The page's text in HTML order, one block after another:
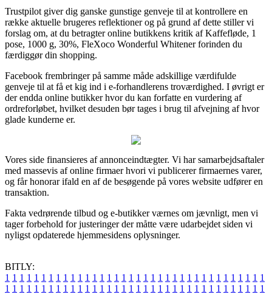
Trustpilot giver dig ganske gunstige genveje til at kontrollere en
række aktuelle brugeres reflektioner og på grund af dette stiller vi
forslag om, at du betragter online butikkens kritik af Kaffefløde, 1
pose, 1000 g, 30%, FleXoco Wonderful Whitener forinden du
færdiggør din shopping.
Facebook frembringer på samme måde adskillige værdifulde
genveje til at få et kig ind i e-forhandlerens troværdighed. I øvrigt er
der endda online butikker hvor du kan forfatte en vurdering af
ordreforløbet, hvilket desuden bør tages i brug til afvejning af hvor
glade kunderne er.
Vores side finansieres af annonceindtægter. Vi har samarbejdsaftaler
med massevis af online firmaer hvori vi publicerer firmaernes varer,
og får honorar ifald en af de besøgende på vores website udfører en
transaktion.
Fakta vedrørende tilbud og e-butikker værnes om jævnligt, men vi
tager forbehold for justeringer der måtte være udarbejdet siden vi
nyligst opdaterede hjemmesidens oplysninger.
BITLY:
1 1 1 1 1 1 1 1 1 1 1 1 1 1 1 1 1 1 1 1 1 1 1 1 1 1 1 1 1 1 1 1 1 1 1 1
1 1 1 1 1 1 1 1 1 1 1 1 1 1 1 1 1 1 1 1 1 1 1 1 1 1 1 1 1 1 1 1 1 1 1 1